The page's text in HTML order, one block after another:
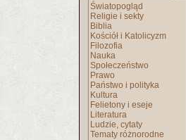
Światopogląd
Religie i sekty
Biblia
Kościół i Katolicyzm
Filozofia
Nauka
Społeczeństwo
Prawo
Państwo i polityka
Kultura
Felietony i eseje
Literatura
Ludzie, cytaty
Tematy różnorodne